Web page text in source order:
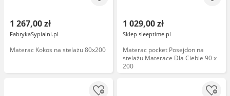
1 267,00 zł
FabrykaSypialni.pl
Materac Kokos na stelażu 80x200
1 029,00 zł
Sklep sleeptime.pl
Materac pocket Posejdon na
stelażu Materace Dla Ciebie 90 x
200